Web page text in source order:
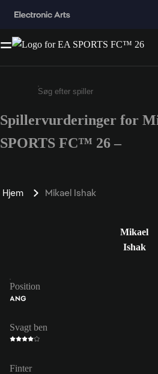
Enter a minimum of 3
Spillervurderinger for
SPORTS FC™ 26 –
Hjem Mikael Ishak
Mikael
Ishak
Position
ANG
Svagt ben
Finter